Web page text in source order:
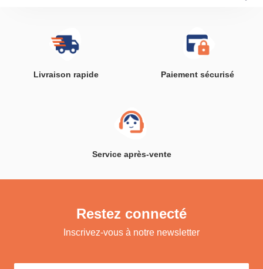
Livraison rapide Paiement sécurisé
Service après-vente
Restez connecté
Inscrivez-vous à notre newsletter